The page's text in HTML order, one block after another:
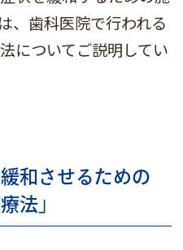
、歯科医院で行われる
についてご説明してい
和させるための
法」